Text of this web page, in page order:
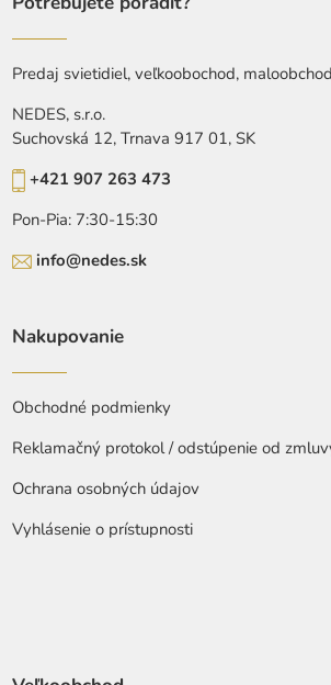
Predaj svietidiel, veľkoobochod, maloobchod
NEDES, s.r.o.
Suchovská 12, Trnava 917 01, SK
+421 907 263 473
Pon-Pia: 7:30-15:30
info@nedes.sk
Nakupovanie
Obchodné podmienky
Reklamačný protokol / odstúpenie od
Ochrana osobných údajov
Vyhlásenie o prístupnosti